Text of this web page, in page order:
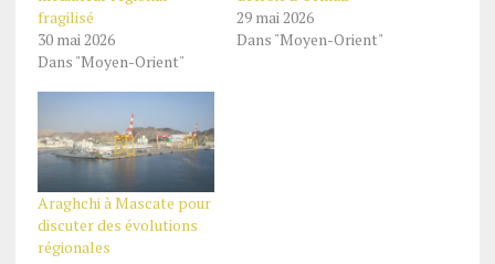
fragilisé
30 mai 2026
Dans "Moyen-Orient"
29 mai 2026
Dans "Moyen-Orient"
Araghchi à Mascate pour
discuter des évolutions
régionales